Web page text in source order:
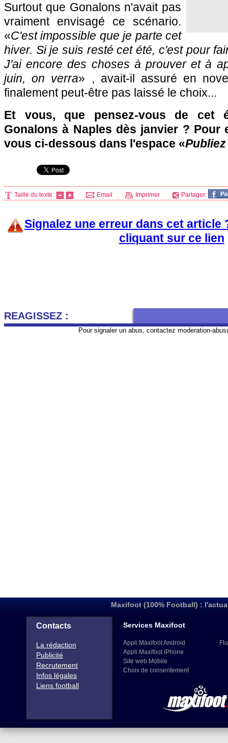
Surtout que Gonalons n'avait pas
vraiment envisagé ce scénario.
«C'est impossible que je parte cet
hiver. Si je suis resté cet été, c'est pour
J'ai encore des choses à prouver et à
juin, on verra» , avait-il assuré en
finalement peut-être pas laissé le choix...
Et vous, que pensez-vous de cet
Gonalons à Naples dès janvier ? Pour
vous ci-dessous dans l'espace «
Taille du texte: Email Imprimer Partager:
Signalez une erreur dans cet article
cliquant sur ce lien
REAGISSEZ :
Pour signaler un abus, contactez moderation-
Maxifoot (100% Football) :
Contacts
La rédaction
Publicité
Recrutement
Infos légales
Liens football
Services Maxifoot
Appli Maxifoot Android
Appli Maxifoot iPhone
Site web Mobile
Choix de consentement